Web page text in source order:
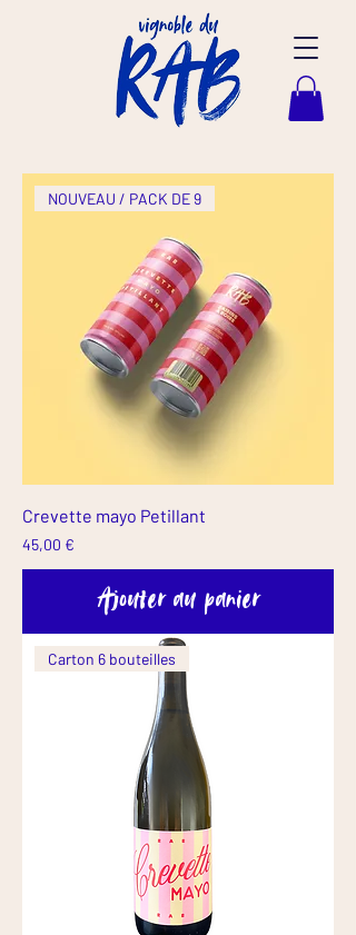
NOUVEAU / PACK DE 9
Crevette mayo Petillant
Prix
45,00 €
Ajouter au panier
Carton 6 bouteilles